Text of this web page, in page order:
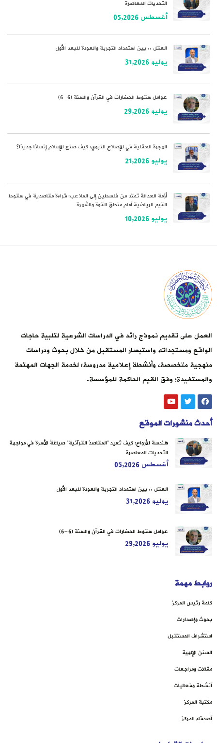
التحديات المعاصرة
أغسطس 05,2026
العقل .. بين استمداد التجربة والعودة للبعد الأول
يوليو 31,2026
عوامل سقوط الحضارات في القرآن والسنة (6-6)
يوليو 29,2026
الهجرة العقلية في الإصلاح النبوي: كيف صنع الإسلام إنسانًا جديدًا؟
يوليو 21,2026
أزمة العدالة تمتد من فلسطين إلى الملاعب: قراءة مقاصدية في سقوط
القيم الرياضية أمام منطق القوة والشهرة
يوليو 10,2026
العمل على تقديم نموذج رائد في الدراسات الشرعية لتلبية حاجات
الواقع ومستجداته واستبصار المستقبل من خلال بحوث ودراسات
منهجية متخصصة، وأنشطة إعلامية مدروسة؛ لخدمة الجهات المهتمة
والمستفيدة؛ وفق القيم الحاكمة للمؤسسة.
أحدث منشورات الموقع
هندسة الأرواح: كيف تُعيد “المقاصدُ القرآنية” صياغةَ الأسرة في مواجهة
التحديات المعاصرة
أغسطس 05,2026
العقل .. بين استمداد التجربة والعودة للبعد الأول
يوليو 31,2026
عوامل سقوط الحضارات في القرآن والسنة (6-6)
يوليو 29,2026
روابط مهمة
كلمة رئيس المركز
بحوث وإصدارات
استشراف المستقبل
السنن الإلهية
مقالات ومراجعات
أنشطة وفعاليات
مكتبة المركز
أصدقاء المركز